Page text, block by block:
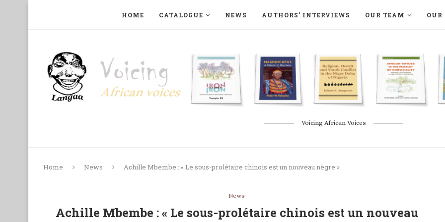
HOME CATALOGUE NEWS AUTHORS’ INTERVIEWS OUR TEAM OUR
Voicing African Voices
Home News Achille Mbembe : « Le sous-prolétaire chinois est un nouveau nègre »
News
Achille Mbembe : « Le sous-prolétaire chinois est un nouveau